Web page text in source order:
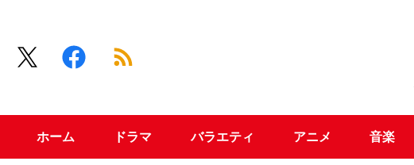
ホーム ドラマ バラエティ アニメ 音楽